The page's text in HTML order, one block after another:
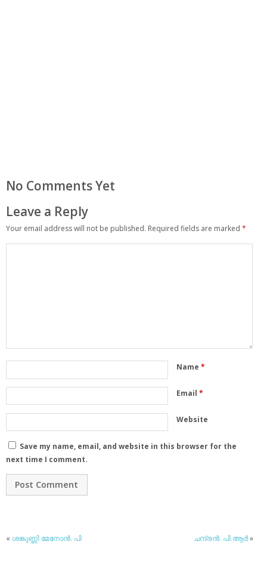
No Comments Yet
Leave a Reply
Your email address will not be published. Required fields are marked *
Name *
Email *
Website
Save my name, email, and website in this browser for the
next time I comment.
« ശങ്കുണ്ണി മേനോന്‍. പി ചന്ദ്രന്‍. പി.ആര്‍»